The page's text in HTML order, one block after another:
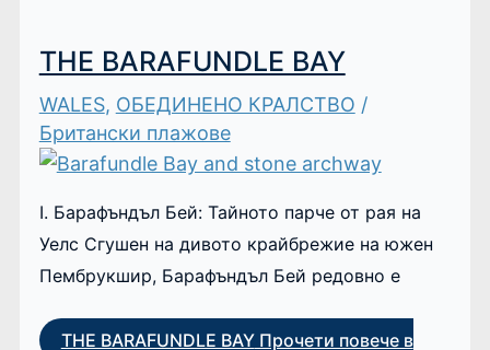
THE BARAFUNDLE BAY
WALES, ОБЕДИНЕНО КРАЛСТВО /
Британски плажове
I. Барафъндъл Бей: Тайното парче от рая на
Уелс Сгушен на дивото крайбрежие на южен
Пембрукшир, Барафъндъл Бей редовно е
THE BARAFUNDLE BAYПрочети повече в